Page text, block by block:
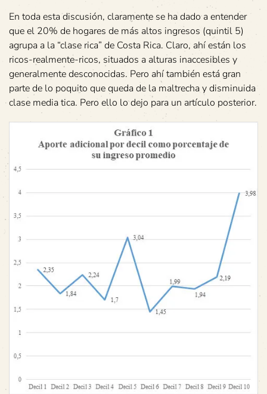
En toda esta discusión, claramente se ha dado a entender
que el 20% de hogares de más altos ingresos (quintil 5)
agrupa a la “clase rica” de Costa Rica. Claro, ahí están los
ricos-realmente-ricos, situados a alturas inaccesibles y
generalmente desconocidas. Pero ahí también está gran
parte de lo poquito que queda de la maltrecha y disminuida
clase media tica. Pero ello lo dejo para un artículo posterior.